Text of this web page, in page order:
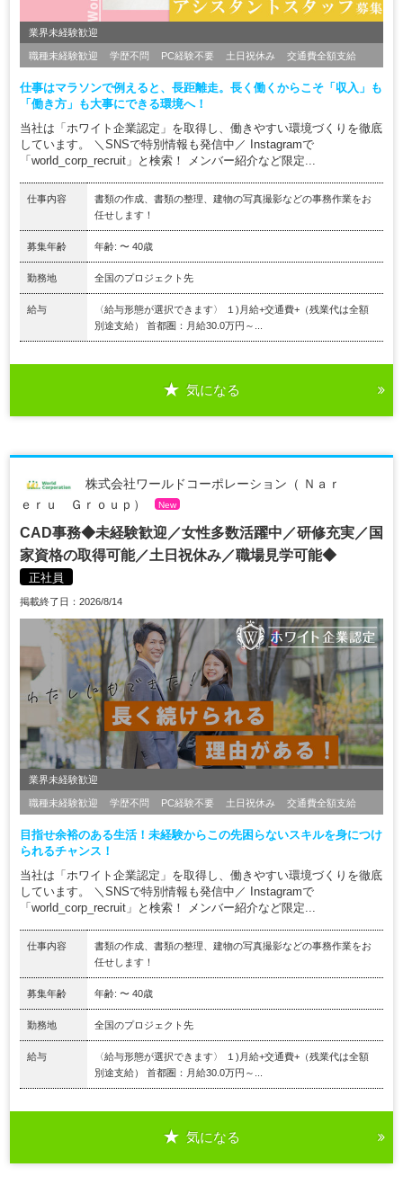
業界未経験歓迎
職種未経験歓迎 学歴不問 PC経験不要 土日祝休み 交通費全額支給
仕事はマラソンで例えると、長距離走。長く働くからこそ「収入」も
「働き方」も大事にできる環境へ！
当社は「ホワイト企業認定」を取得し、働きやすい環境づくりを徹底
しています。 ＼SNSで特別情報も発信中／ Instagramで
「world_corp_recruit」と検索！ メンバー紹介など限定...
仕事内容
書類の作成、書類の整理、建物の写真撮影などの事務作業をお
任せします！
募集年齢 年齢: 〜 40歳
勤務地 全国のプロジェクト先
給与
〈給与形態が選択できます〉 １)月給+交通費+（残業代は全額
別途支給） 首都圏：月給30.0万円～...
気になる
株式会社ワールドコーポレーション（ Ｎａｒ
ｅｒｕ Ｇｒｏｕｐ）
New
CAD事務◆未経験歓迎／女性多数活躍中／研修充実／国
家資格の取得可能／土日祝休み／職場見学可能◆
正社員
掲載終了日：2026/8/14
業界未経験歓迎
職種未経験歓迎 学歴不問 PC経験不要 土日祝休み 交通費全額支給
目指せ余裕のある生活！未経験からこの先困らないスキルを身につけ
られるチャンス！
当社は「ホワイト企業認定」を取得し、働きやすい環境づくりを徹底
しています。 ＼SNSで特別情報も発信中／ Instagramで
「world_corp_recruit」と検索！ メンバー紹介など限定...
仕事内容
書類の作成、書類の整理、建物の写真撮影などの事務作業をお
任せします！
募集年齢 年齢: 〜 40歳
勤務地 全国のプロジェクト先
給与
〈給与形態が選択できます〉 １)月給+交通費+（残業代は全額
別途支給） 首都圏：月給30.0万円～...
気になる